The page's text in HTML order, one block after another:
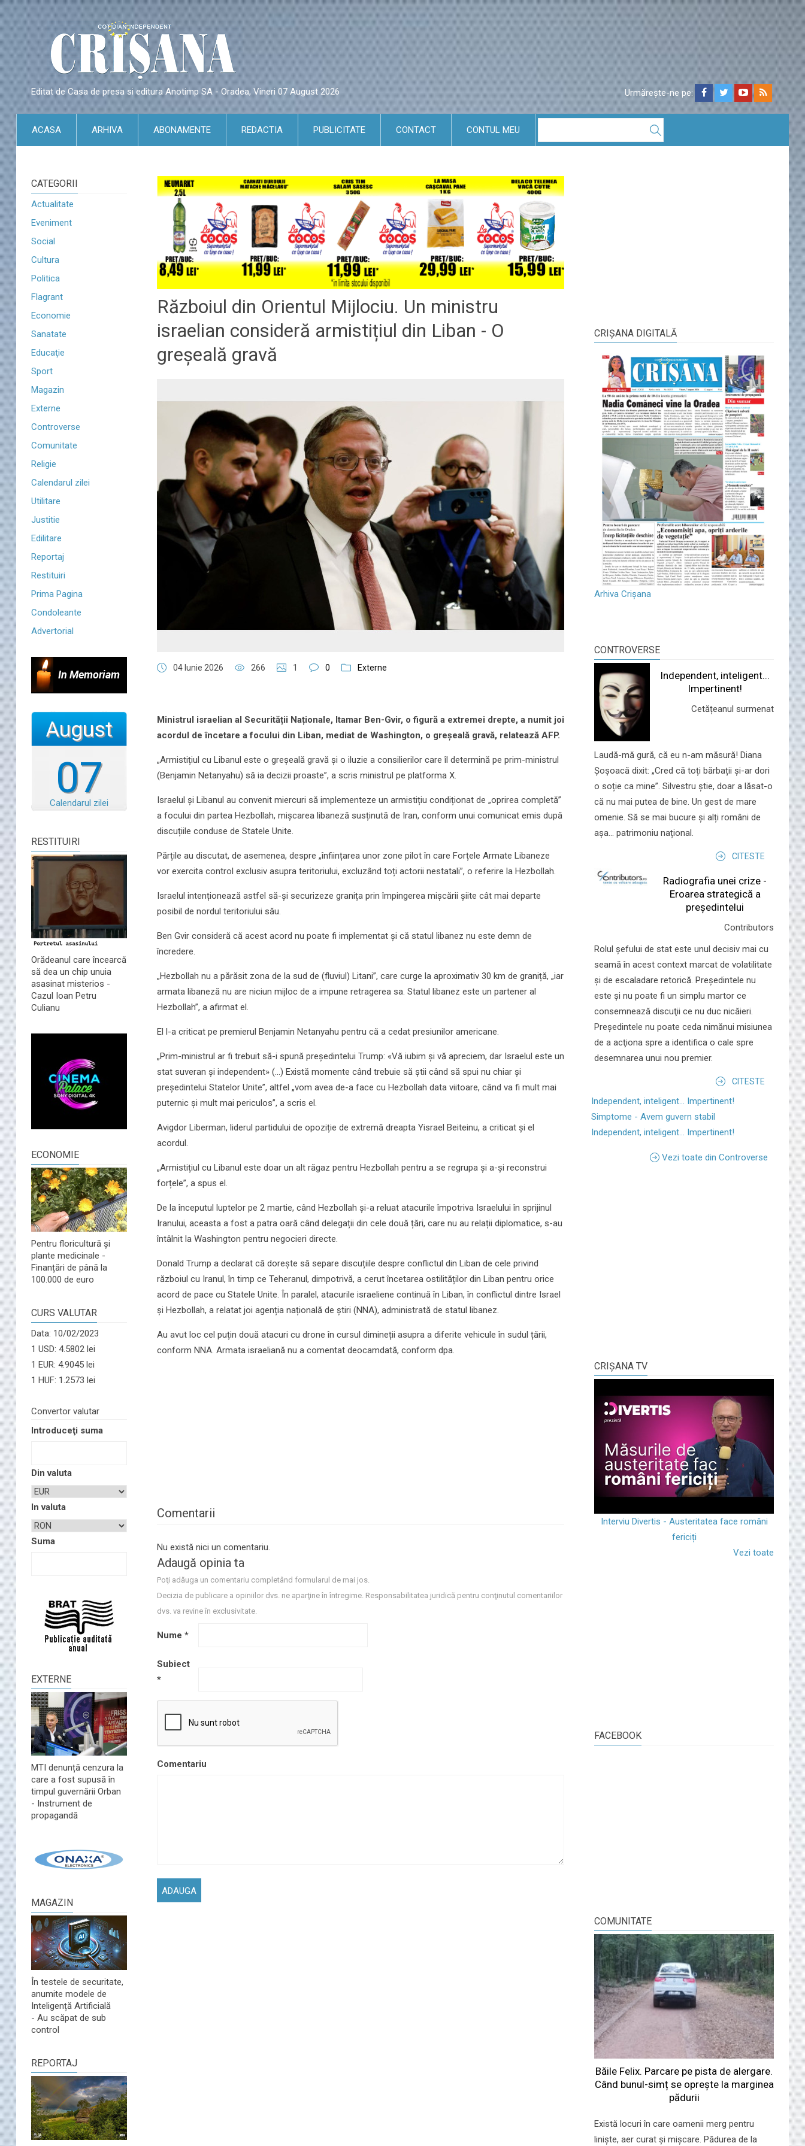
Editat de Casa de presa si editura Anotimp SA - Oradea, Vineri 07 August 2026 Urmărește-ne pe:
ACASA ARHIVA ABONAMENTE REDACTIA PUBLICITATE CONTACT CONTUL MEU
CATEGORII
Actualitate
Eveniment
Social
Cultura
Politica
Flagrant
Economie
Sanatate
Educaţie
Sport
Magazin
Externe
Controverse
Comunitate
Religie
Calendarul zilei
Utilitare
Justitie
Edilitare
Reportaj
Restituiri
Prima Pagina
Condoleante
Advertorial
In Memoriam
07
August
Calendarul zilei
RESTITUIRI
Orădeanul care încearcă
să dea un chip unuia
asasinat misterios -
Cazul Ioan Petru
Culianu
ECONOMIE
Pentru floricultură și
plante medicinale -
Finanțări de până la
100.000 de euro
CURS VALUTAR
Data: 10/02/2023
1 USD: 4.5802 lei
1 EUR: 4.9045 lei
1 HUF: 1.2573 lei
Convertor valutar
Introduceţi suma
Din valuta
In valuta
Suma
EXTERNE
MTI denunță cenzura la
care a fost supusă în
timpul guvernării Orban
- Instrument de
propagandă
MAGAZIN
În testele de securitate,
anumite modele de
Inteligență Artificială
- Au scăpat de sub
control
REPORTAJ
Războiul din Orientul Mijlociu. Un ministru
israelian consideră armistițiul din Liban - O
greșeală gravă
04 Iunie 2026 266 1 0 Externe
Ministrul israelian al Securității Naționale, Itamar Ben-Gvir, o figură a extremei drepte, a numit joi
acordul de încetare a focului din Liban, mediat de Washington, o greșeală gravă, relatează AFP.
„Armistițiul cu Libanul este o greșeală gravă și o iluzie a consilierilor care îl determină pe prim-ministrul
(Benjamin Netanyahu) să ia decizii proaste”, a scris ministrul pe platforma X.
Israelul și Libanul au convenit miercuri să implementeze un armistițiu condiționat de „oprirea completă”
a focului din partea Hezbollah, mișcarea libaneză susținută de Iran, conform unui comunicat emis după
discuțiile conduse de Statele Unite.
Părțile au discutat, de asemenea, despre „înființarea unor zone pilot în care Forțele Armate Libaneze
vor exercita control exclusiv asupra teritoriului, excluzând toți actorii nestatali”, o referire la Hezbollah.
Israelul intenționează astfel să-și securizeze granița prin împingerea mișcării șiite cât mai departe
posibil de nordul teritoriului său.
Ben Gvir consideră că acest acord nu poate fi implementat și că statul libanez nu este demn de
încredere.
„Hezbollah nu a părăsit zona de la sud de (fluviul) Litani”, care curge la aproximativ 30 km de graniță, „iar
armata libaneză nu are niciun mijloc de a impune retragerea sa. Statul libanez este un partener al
Hezbollah”, a afirmat el.
El l-a criticat pe premierul Benjamin Netanyahu pentru că a cedat presiunilor americane.
„Prim-ministrul ar fi trebuit să-i spună președintelui Trump: «Vă iubim și vă apreciem, dar Israelul este un
stat suveran și independent» (...) Există momente când trebuie să știi când să spui nu chiar și
președintelui Statelor Unite”, altfel „vom avea de-a face cu Hezbollah data viitoare, când va fi mult mai
puternic și mult mai periculos”, a scris el.
Avigdor Liberman, liderul partidului de opoziție de extremă dreapta Yisrael Beiteinu, a criticat și el
acordul.
„Armistițiul cu Libanul este doar un alt răgaz pentru Hezbollah pentru a se regrupa și a-și reconstrui
forțele”, a spus el.
De la începutul luptelor pe 2 martie, când Hezbollah și-a reluat atacurile împotriva Israelului în sprijinul
Iranului, aceasta a fost a patra oară când delegații din cele două țări, care nu au relații diplomatice, s-au
întâlnit la Washington pentru negocieri directe.
Donald Trump a declarat că dorește să separe discuțiile despre conflictul din Liban de cele privind
războiul cu Iranul, în timp ce Teheranul, dimpotrivă, a cerut încetarea ostilităților din Liban pentru orice
acord de pace cu Statele Unite. În paralel, atacurile israeliene continuă în Liban, în conflictul dintre Israel
și Hezbollah, a relatat joi agenția națională de știri (NNA), administrată de statul libanez.
Au avut loc cel puțin două atacuri cu drone în cursul dimineții asupra a diferite vehicule în sudul țării,
conform NNA. Armata israeliană nu a comentat deocamdată, conform dpa.
Comentarii
Nu există nici un comentariu.
Adaugă opinia ta
Poţi adăuga un comentariu completând formularul de mai jos.
Decizia de publicare a opiniilor dvs. ne aparţine în întregime. Responsabilitatea juridică pentru conţinutul comentariilor
dvs. va revine în exclusivitate.
Nume *
Subiect
*
Comentariu
CRIŞANA DIGITALĂ
Arhiva Crișana
CONTROVERSE
Independent, inteligent...
Impertinent!
Cetățeanul surmenat
Laudă-mă gură, că eu n-am măsură! Diana
Șoșoacă dixit: „Cred că toți bărbații și-ar dori
o soție ca mine”. Silvestru știe, doar a lăsat-o
că nu mai putea de bine. Un gest de mare
omenie. Să se mai bucure și alți români de
așa... patrimoniu național.
CITESTE
Radiografia unei crize -
Eroarea strategică a
președintelui
Contributors
Rolul şefului de stat este unul decisiv mai cu
seamă în acest context marcat de volatilitate
şi de escaladare retorică. Preşedintele nu
este şi nu poate fi un simplu martor ce
consemnează discuţii ce nu duc nicăieri.
Preşedintele nu poate ceda nimănui misiunea
de a acţiona spre a identifica o cale spre
desemnarea unui nou premier.
CITESTE
Independent, inteligent... Impertinent!
Simptome - Avem guvern stabil
Independent, inteligent... Impertinent!
Vezi toate din Controverse
CRIŞANA TV
Interviu Divertis - Austeritatea face români
fericiți
Vezi toate
FACEBOOK
COMUNITATE
Băile Felix. Parcare pe pista de alergare.
Când bunul-simț se oprește la marginea
pădurii
Există locuri în care oamenii merg pentru
liniște, aer curat și mișcare. Pădurea de la